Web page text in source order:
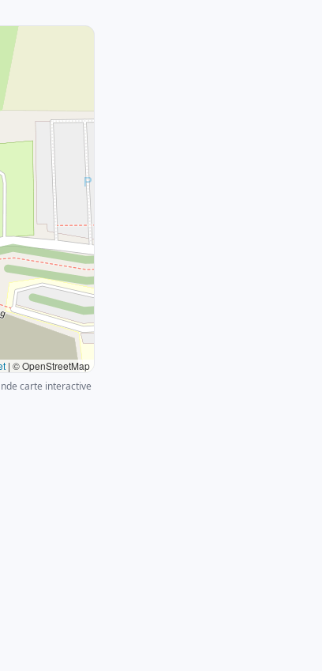
| © OpenStreetMap
carte interactive